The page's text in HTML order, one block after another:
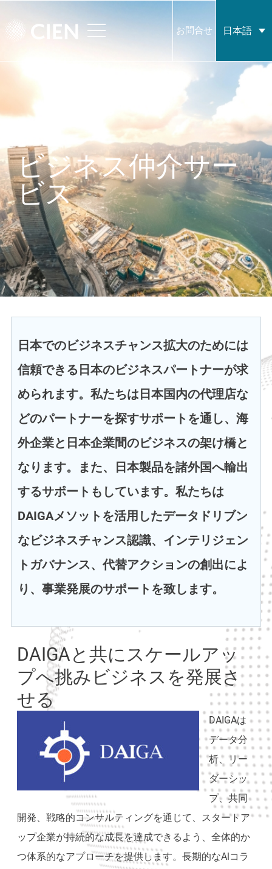
お問合せ 日本語
ビジネス仲介サー
ビス
日本でのビジネスチャンス拡大のためには
信頼できる日本のビジネスパートナーが求
められます。私たちは日本国内の代理店な
どのパートナーを探すサポートを通し、海
外企業と日本企業間のビジネスの架け橋と
なります。また、日本製品を諸外国へ輸出
するサポートもしています。私たちは
DAIGAメソットを活用したデータドリブン
なビジネスチャンス認識、インテリジェン
トガバナンス、代替アクションの創出によ
り、事業発展のサポートを致します。
DAIGAと共にスケールアッ
プへ挑みビジネスを発展さ
せる
DAIGAは
データ分
析、リー
ダーシッ
プ、共同
開発、戦略的コンサルティングを通じて、スタートア
ップ企業が持続的な成長を達成できるよう、全体的か
つ体系的なアプローチを提供します。長期的なAlコラ